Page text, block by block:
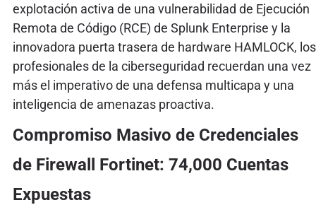
explotación activa de una vulnerabilidad de Ejecución
Remota de Código (RCE) de Splunk Enterprise y la
innovadora puerta trasera de hardware HAMLOCK, los
profesionales de la ciberseguridad recuerdan una vez
más el imperativo de una defensa multicapa y una
inteligencia de amenazas proactiva.
Compromiso Masivo de Credenciales
de Firewall Fortinet: 74,000 Cuentas
Expuestas